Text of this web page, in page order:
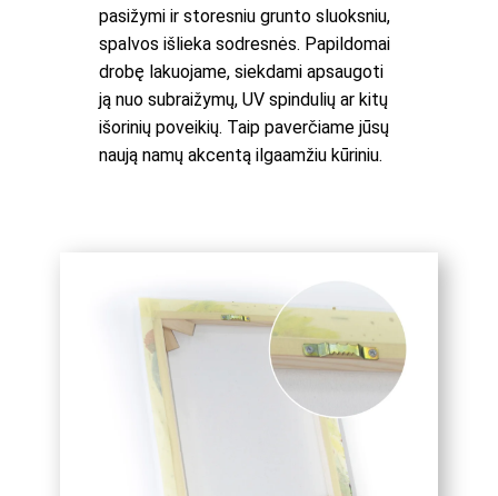
pasižymi ir storesniu grunto sluoksniu,
spalvos išlieka sodresnės. Papildomai
drobę lakuojame, siekdami apsaugoti
ją nuo subraižymų, UV spindulių ar kitų
išorinių poveikių. Taip paverčiame jūsų
naują namų akcentą ilgaamžiu kūriniu.